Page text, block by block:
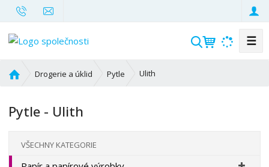
V
☰
v
d
Drogerie a úklid Pytle Ulith
Pytle - Ulith
VŠECHNY KATEGORIE